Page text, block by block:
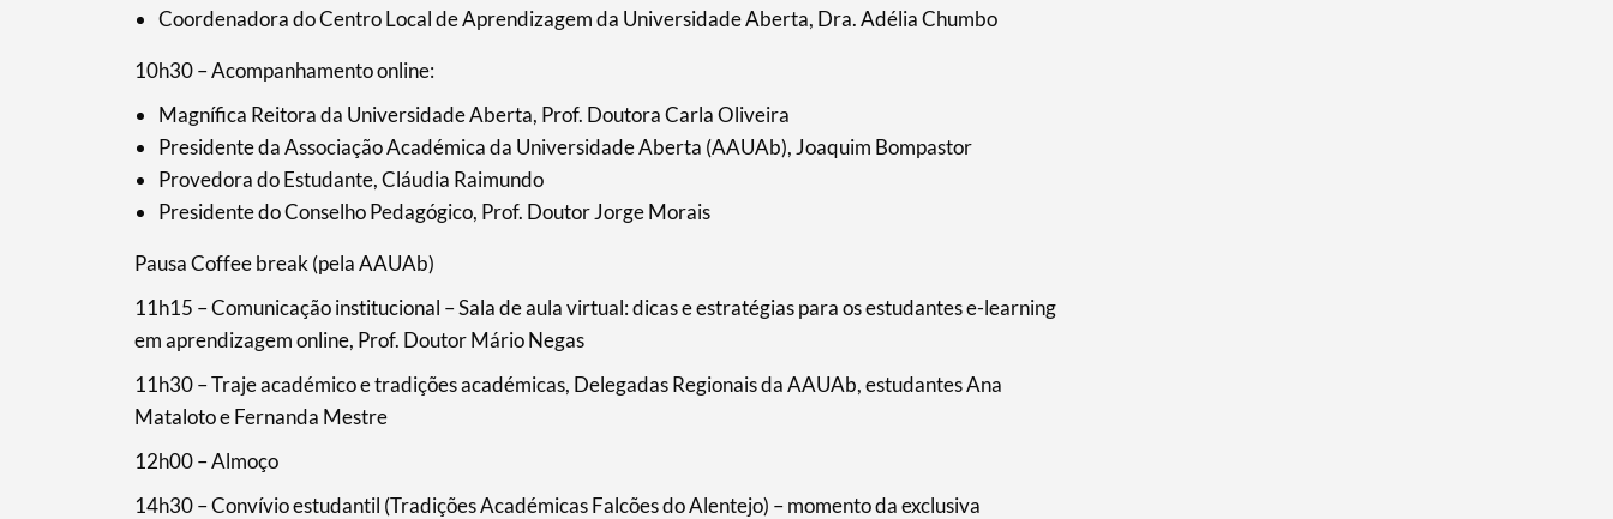
Termo de Pesquisa
Coordenadora do Centro Local de Aprendizagem da Universidade Aberta, Dra. Adélia Chumbo
10h30 – Acompanhamento online:
Magnífica Reitora da Universidade Aberta, Prof. Doutora Carla Oliveira
Presidente da Associação Académica da Universidade Aberta (AAUAb), Joaquim Bompastor
Provedora do Estudante, Cláudia Raimundo
Presidente do Conselho Pedagógico, Prof. Doutor Jorge Morais
Pausa Coffee break (pela AAUAb)
11h15 – Comunicação institucional – Sala de aula virtual: dicas e estratégias para os estudantes e-learning
em aprendizagem online, Prof. Doutor Mário Negas
11h30 – Traje académico e tradições académicas, Delegadas Regionais da AAUAb, estudantes Ana
Mataloto e Fernanda Mestre
12h00 – Almoço
14h30 – Convívio estudantil (Tradições Académicas Falcões do Alentejo) – momento da exclusiva